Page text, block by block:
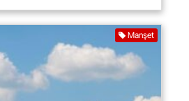
Manşet